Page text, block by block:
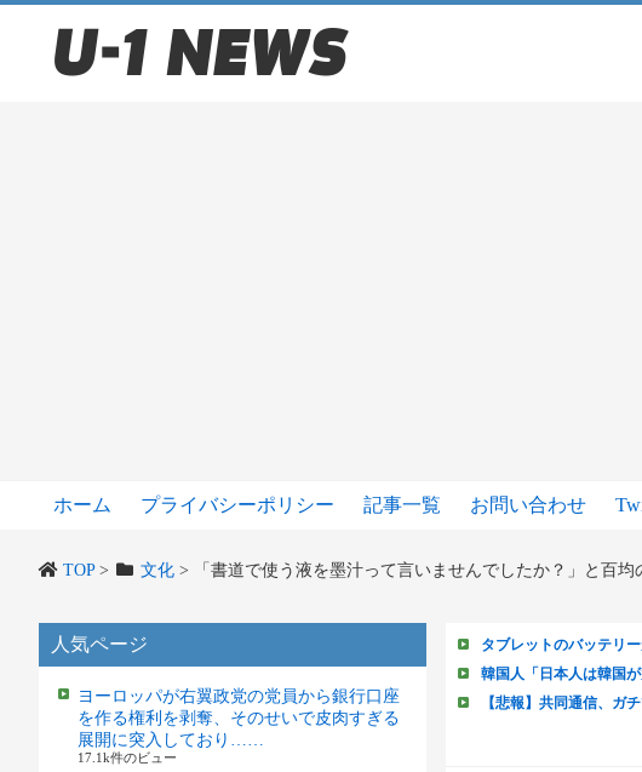
ホーム プライバシーポリシー 記事一覧 お問い合わせ
TOP> 文化> 「書道で使う液を墨汁って言いませんでしたか？」と
人気ページ
ヨーロッパが右翼政党の党員から銀行口座
を作る権利を剥奪、そのせいで皮肉すぎる
展開に突入しており……
17.1k件のビュー